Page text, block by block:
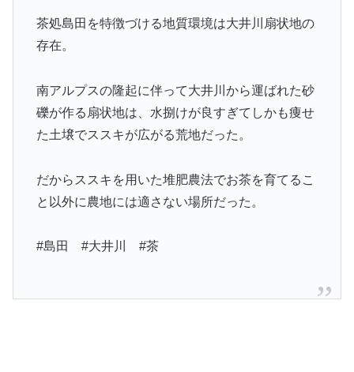
茶処島田を特徴づける地質環境は大井川扇状地の
存在。
南アルプスの隆起に伴って大井川から運ばれた砂
礫が作る扇状地は、水捌けが良すぎてしかも痩せ
た土壌でススキが広がる荒地だった。
だからススキを用いた堆肥農法でお茶を育てるこ
と以外に農地には適さない場所だった。
#島田 #大井川 #茶